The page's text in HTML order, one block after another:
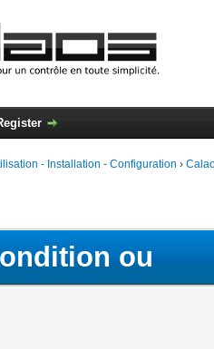
- Installation - Configuration ›
ou